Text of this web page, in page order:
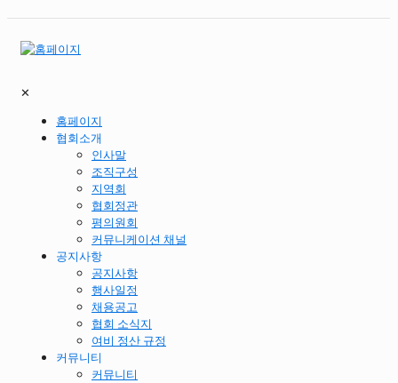
✕
홈페이지
협회소개
인사말
조직구성
지역회
협회정관
평의원회
커뮤니케이션 채널
공지사항
공지사항
행사일정
채용공고
협회 소식지
여비 정산 규정
커뮤니티
커뮤니티